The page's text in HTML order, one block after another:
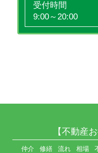
受付時間
9:00～20:00
【不動産
仲介 修繕 流れ 相場